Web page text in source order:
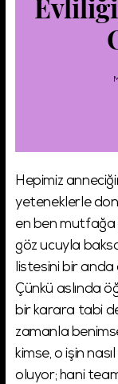
Hepimiz
yeteneklerle
en ben mutfağa
göz ucuyla
listesini bir anda
Çünkü aslında
bir karara tabi
zamanla
kimse, o işin
oluyor; hani